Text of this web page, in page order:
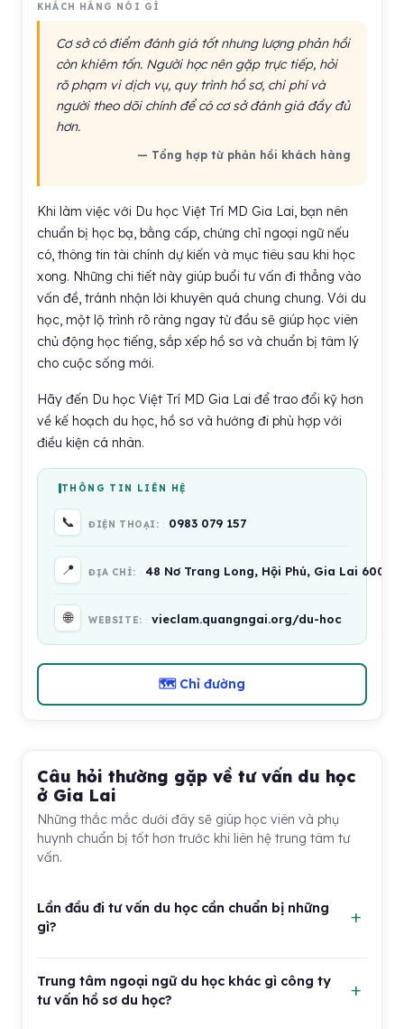
KHÁCH HÀNG NÓI GÌ
Cơ sở có điểm đánh giá tốt nhưng lượng phản hồi
còn khiêm tốn. Người học nên gặp trực tiếp, hỏi
rõ phạm vi dịch vụ, quy trình hồ sơ, chi phí và
người theo dõi chính để có cơ sở đánh giá đầy đủ
hơn.
— Tổng hợp từ phản hồi khách hàng
Khi làm việc với Du học Việt Trí MD Gia Lai, bạn nên
chuẩn bị học bạ, bằng cấp, chứng chỉ ngoại ngữ nếu
có, thông tin tài chính dự kiến và mục tiêu sau khi học
xong. Những chi tiết này giúp buổi tư vấn đi thẳng vào
vấn đề, tránh nhận lời khuyên quá chung chung. Với du
học, một lộ trình rõ ràng ngay từ đầu sẽ giúp học viên
chủ động học tiếng, sắp xếp hồ sơ và chuẩn bị tâm lý
cho cuộc sống mới.
Hãy đến Du học Việt Trí MD Gia Lai để trao đổi kỹ hơn
về kế hoạch du học, hồ sơ và hướng đi phù hợp với
điều kiện cá nhân.
THÔNG TIN LIÊN HỆ
📞 ĐIỆN THOẠI: 0983 079 157
📍 ĐỊA CHỈ: 48 Nơ Trang Long, Hội Phú, Gia Lai
🌐 WEBSITE: vieclam.quangngai.org/du-hoc
🗺 Chỉ đường
Câu hỏi thường gặp về tư vấn du học
ở Gia Lai
Những thắc mắc dưới đây sẽ giúp học viên và phụ
huynh chuẩn bị tốt hơn trước khi liên hệ trung tâm tư
vấn.
Lần đầu đi tư vấn du học cần chuẩn bị những
gì?
ngữ nếu có và ghi sẵn quốc gia hoặc ngành học đang
quan tâm. Phụ huynh cũng nên chuẩn bị khoảng ngân
Trung tâm ngoại ngữ du học khác gì công ty
tư vấn hồ sơ du học?